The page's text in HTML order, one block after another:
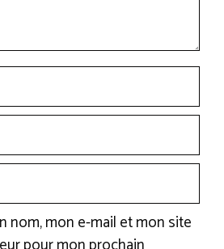
nom, mon e-mail et mon site